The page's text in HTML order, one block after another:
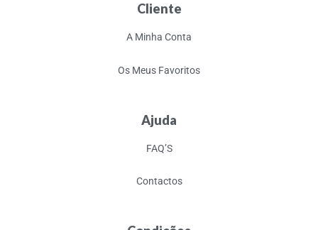
Cliente
A Minha Conta
Os Meus Favoritos
Ajuda
FAQ’S
Contactos